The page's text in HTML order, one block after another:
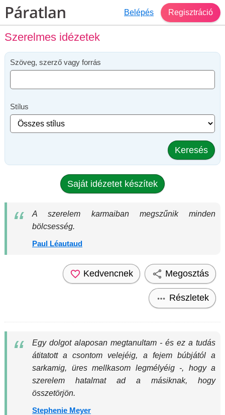
Belépés Regisztráció
Szerelmes idézetek
Szöveg, szerző vagy forrás
Stílus
Keresés
Saját idézetet készítek
A szerelem karmaiban megszűnik minden
bölcsesség.
Paul Léautaud
Kedvencnek Megosztás
Részletek
Egy dolgot alaposan megtanultam - és ez a tudás
átitatott a csontom velejéig, a fejem búbjától a
sarkamig, üres mellkasom legmélyéig -, hogy a
szerelem hatalmat ad a másiknak, hogy
összetörjön.
Stephenie Meyer